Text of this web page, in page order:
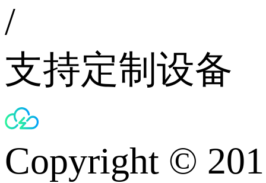
/
支持定制设备
Copyright ©